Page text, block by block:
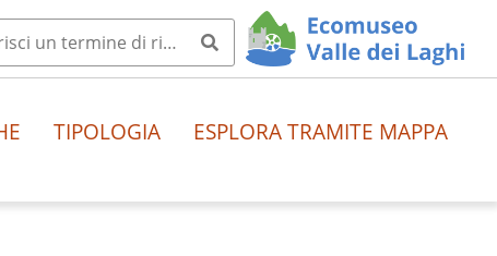
TIPOLOGIA ESPLORA TRAMITE MAPPA